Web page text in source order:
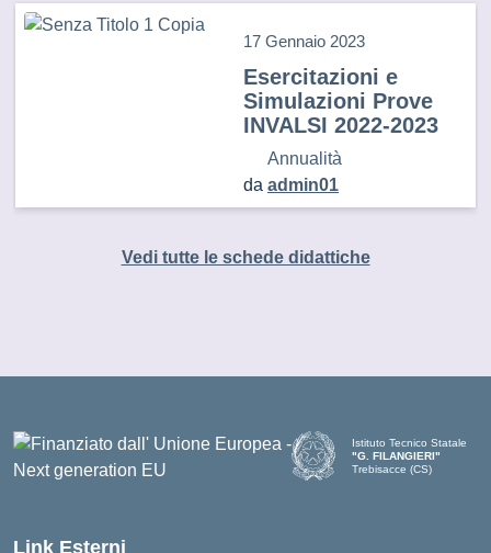
17 Gennaio 2023
Esercitazioni e
Simulazioni Prove
INVALSI 2022-2023
Annualità
da admin01
Vedi tutte le schede didattiche
Istituto Tecnico Statale
"G. FILANGIERI"
Trebisacce (CS)
Link Esterni